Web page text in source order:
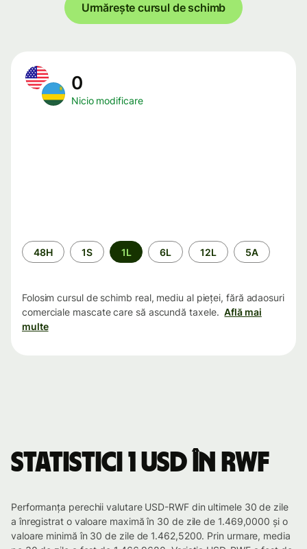
Urmărește cursul de schimb
0
Nicio modificare
Perioada
48H 1S 1L 6L 12L 5A
Folosim cursul de schimb real, mediu al pieței, fără adaosuri
comerciale mascate care să ascundă taxele. Află mai
multe
Statistici 1 USD în RWF
Performanța perechii valutare USD-RWF din ultimele 30 de zile
a înregistrat o valoare maximă în 30 de zile de 1.469,0000 și o
valoare minimă în 30 de zile de 1.462,5200. Prin urmare, media